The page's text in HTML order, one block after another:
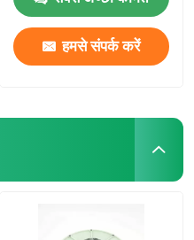
हमसे संपर्क करें